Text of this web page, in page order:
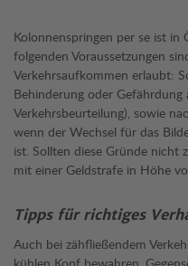
Kolonnenspringen per se ist
folgenden Voraussetzungen
Verkehrsaufkommen erlaubt:
Behinderung oder
Verkehrsbeurteilung), sowie
wenn der Wechsel für das
ist. Sollten diese Gründe nicht
mit einer Geldstrafe in Höhe
Tipps für richtiges
Auch bei zähfließendem